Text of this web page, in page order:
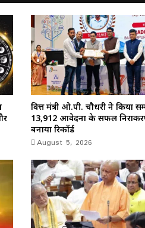
वित्त मंत्री ओ.पी. चौधरी ने किया
13,912 आवेदनों के सफल
बनाया रिकॉर्ड
August 5, 2026